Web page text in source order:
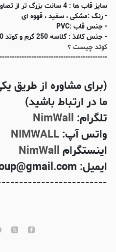
سایز قاب ها : 4 سانت بزرگ تر از تصاویر
- رنگ :مشکی ، سفید ، قهوه ای
- جنس قاب :PVC
- جنس کاغذ : گلاسه 250 گرم و کوتد 170 گرم
کوتد چیست ؟
(برای مشاوره از طریق
ما در ارتباط باشید)
تلگرام: NimWall
واتس آپ:NIMWALL
اینستگرامNimWall
ایمیل: Nimwallgroup@gmail.com